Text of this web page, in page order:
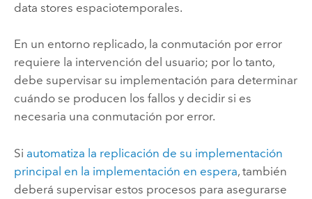
data stores espaciotemporales.
En un entorno replicado, la conmutación por error
requiere la intervención del usuario; por lo tanto,
debe supervisar su implementación para determinar
cuándo se producen los fallos y decidir si es
necesaria una conmutación por error.
Si automatiza la replicación de su implementación
principal en la implementación en espera, también
deberá supervisar estos procesos para asegurarse